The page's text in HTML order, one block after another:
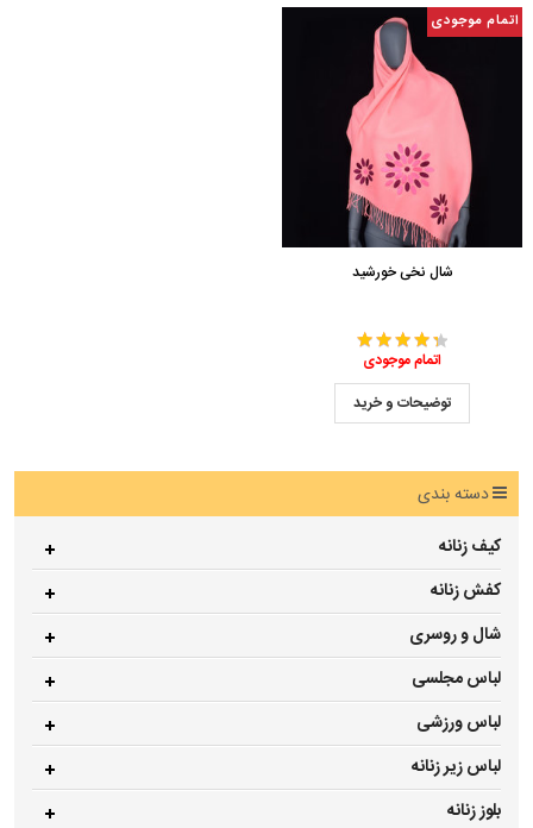
اتمام موجودی
شال نخی خورشید
اتمام موجودی
توضیحات و خرید
دسته بندی
کیف زنانه
کفش زنانه
شال و روسری
لباس مجلسی
لباس ورزشی
لباس زیر زنانه
بلوز زنانه